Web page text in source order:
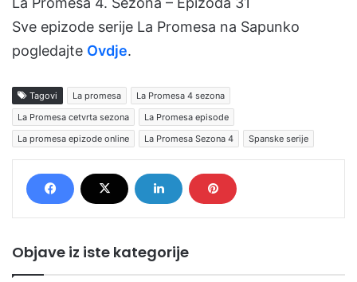
Sve epizode serije La Promesa na Sapunko
pogledajte Ovdje.
Tagovi La promesa
La Promesa 4 sezona
La Promesa cetvrta sezona
La Promesa episode
La promesa epizode online
La Promesa Sezona 4 Spanske serije
Objave iz iste kategorije